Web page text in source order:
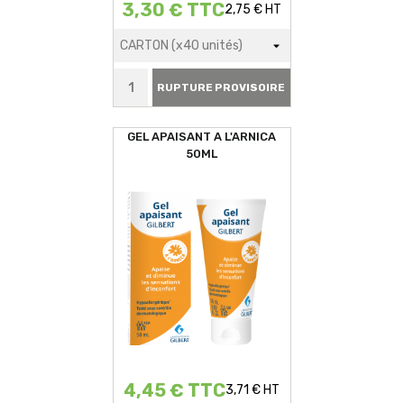
3,30 € TTC2,75 € HT
RUPTURE PROVISOIRE
GEL APAISANT A L'ARNICA
50ML
4,45 € TTC3,71 € HT